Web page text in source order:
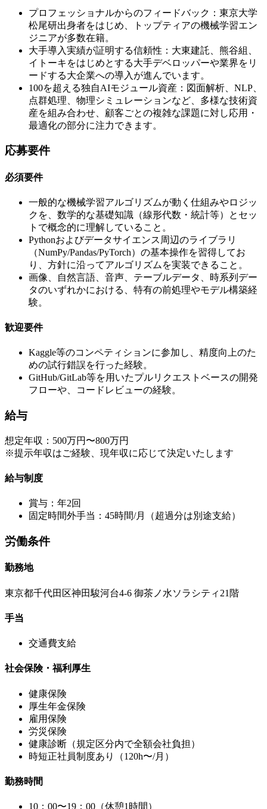
プロフェッショナルからのフィードバック：東京大学
松尾研出身者をはじめ、トップティアの機械学習エン
ジニアが多数在籍。
大手導入実績が証明する信頼性：大東建託、熊谷組、
イトーキをはじめとする大手デベロッパーや業界をリ
ードする大企業への導入が進んでいます。
100を超える独自AIモジュール資産：図面解析、NLP、
点群処理、物理シミュレーションなど、多様な技術資
産を組み合わせ、顧客ごとの複雑な課題に対し応用・
最適化の部分に注力できます。
応募要件
必須要件
一般的な機械学習アルゴリズムが動く仕組みやロジッ
クを、数学的な基礎知識（線形代数・統計等）とセッ
トで概念的に理解していること。
Pythonおよびデータサイエンス周辺のライブラリ
（NumPy/Pandas/PyTorch）の基本操作を習得してお
り、方針に沿ってアルゴリズムを実装できること。
画像、自然言語、音声、テーブルデータ、時系列デー
タのいずれかにおける、特有の前処理やモデル構築経
験。
歓迎要件
Kaggle等のコンペティションに参加し、精度向上のた
めの試行錯誤を行った経験。
GitHub/GitLab等を用いたプルリクエストベースの開発
フローや、コードレビューの経験。
給与
想定年収：500万円〜800万円
※提示年収はご経験、現年収に応じて決定いたします
給与制度
賞与：年2回
固定時間外手当：45時間/月（超過分は別途支給）
労働条件
勤務地
東京都千代田区神田駿河台4-6 御茶ノ水ソラシティ21階
手当
交通費支給
社会保険・福利厚生
健康保険
厚⽣年⾦保険
雇⽤保険
労災保険
健康診断（規定区分内で全額会社負担）
時短正社員制度あり（120h〜/月）
勤務時間
10：00〜19：00（休憩1時間）